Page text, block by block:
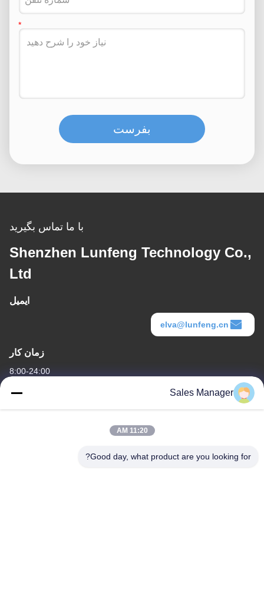
بفرست
با ما تماس بگیرید
Shenzhen Lunfeng Technology Co.,
Ltd
ایمیل
elva@lunfeng.cn
زمان کار
8:00-24:00
آدرس ما Sales Manager
11:20 AM
Good day, what product are you looking for?